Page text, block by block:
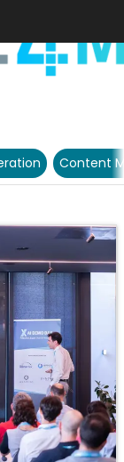
Content